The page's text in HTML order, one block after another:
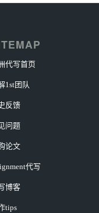
代写首页
1st团队
反馈
问题
论文
代写
博客
tips